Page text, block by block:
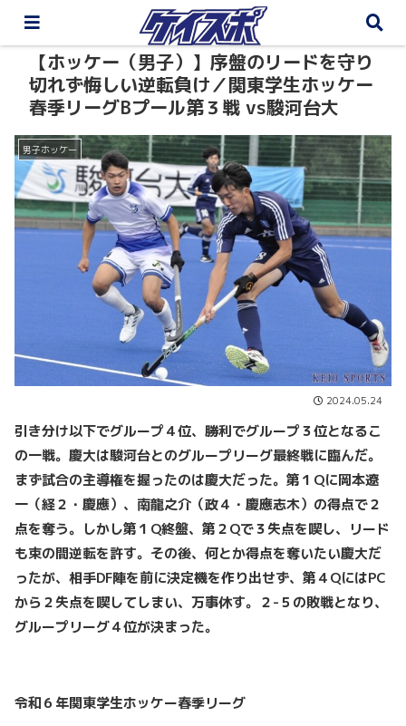
【ホッケー（男子）】序盤のリードを守り
切れず悔しい逆転負け／関東学生ホッケー
春季リーグBプール第３戦 vs駿河台大
男子ホッケー
2024.05.24
引き分け以下でグループ４位、勝利でグループ３位となるこ
の一戦。慶大は駿河台とのグループリーグ最終戦に臨んだ。
まず試合の主導権を握ったのは慶大だった。第１Qに岡本遼
一（経２・慶應）、南龍之介（政４・慶應志木）の得点で２
点を奪う。しかし第１Q終盤、第２Qで３失点を喫し、リード
も束の間逆転を許す。その後、何とか得点を奪いたい慶大だ
ったが、相手DF陣を前に決定機を作り出せず、第４QにはPC
から２失点を喫してしまい、万事休す。２-５の敗戦となり、
グループリーグ４位が決まった。
令和６年関東学生ホッケー春季リーグ